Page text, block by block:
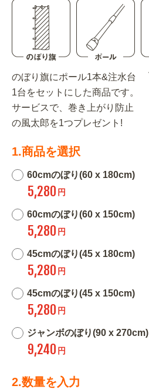
のぼり旗にポール1本&注水台
1台をセットにした商品です。
サービスで、巻き上がり防止
の風太郎を1つプレゼント!
1.商品を選択
60cmのぼり(60 x 180cm)
5,280 円
60cmのぼり(60 x 150cm)
5,280 円
45cmのぼり(45 x 180cm)
5,280 円
45cmのぼり(45 x 150cm)
5,280 円
ジャンボのぼり(90 x 270cm)
9,240 円
2.数量を入力